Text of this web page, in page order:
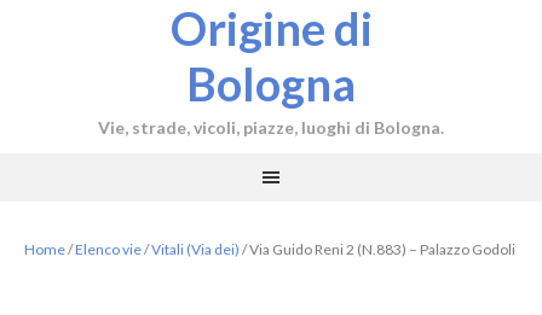
Origine di
Bologna
Vie, strade, vicoli, piazze, luoghi di Bologna.
Home/Elenco vie/Vitali (Via dei) /Via Guido Reni 2 (N.883) – Palazzo Godoli